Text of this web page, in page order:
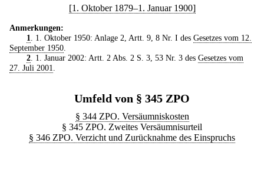
[1. Oktober 1879–1. Januar 1900]
Anmerkungen:
1
. 1. Oktober 1950: Anlage 2, Artt. 9, 8 Nr. I des Gesetzes vom 12.
September 1950
2. 1. Januar 2002: Artt. 2 Abs. 2 S. 3, 53 Nr. 3 des Gesetzes vom
27. Juli 2001
Umfeld von § 345 ZPO
§ 344 ZPO. Versäumniskosten
§ 345 ZPO. Zweites Versäumnisurteil
§ 346 ZPO. Verzicht und Zurücknahme des Einspruchs